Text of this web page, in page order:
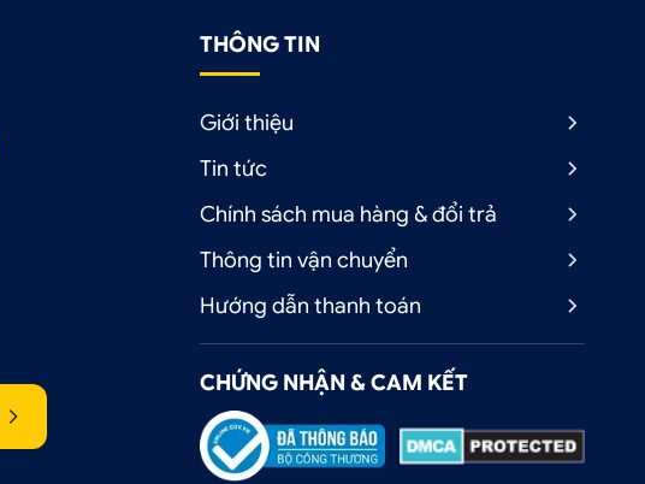
THÔNG TIN
Giới thiệu
Tin tức
Chính sách mua hàng & đổi trả
Thông tin vận chuyển
Hướng dẫn thanh toán
CHỨNG NHẬN & CAM KẾT